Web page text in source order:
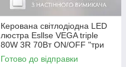
Керована світлодіодна LED
люстра Esllse VEGA triple
80W 3R 70Вт ON/OFF "три
кола" біла 490х60-
WHITE/WHITE-220-IP20
Готово до відправки